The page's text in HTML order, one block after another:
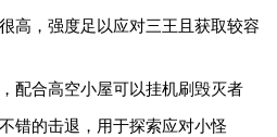
高，强度足以应对三王且获取较容
配合高空小屋可以挂机刷毁灭者
错的击退，用于探索应对小怪